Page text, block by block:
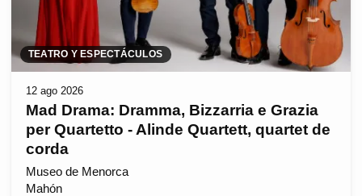
TEATRO Y ESPECTÁCULOS
12 ago 2026
Mad Drama: Dramma, Bizzarria e Grazia
per Quartetto - Alinde Quartett, quartet de
corda
Museo de Menorca
Mahón